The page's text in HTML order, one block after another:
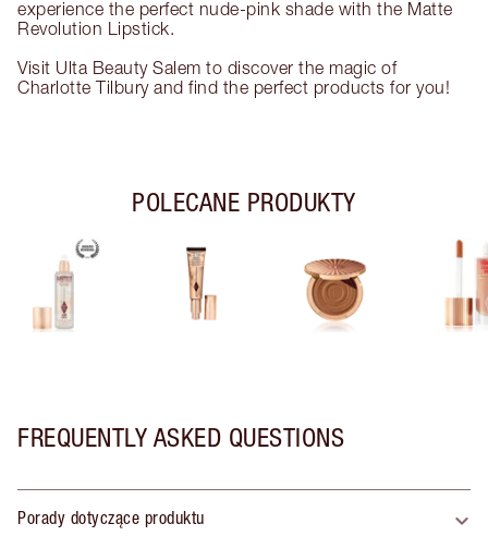
experience the perfect nude-pink shade with the Matte
Revolution Lipstick.
Visit Ulta Beauty Salem to discover the magic of
Charlotte Tilbury and find the perfect products for you!
POLECANE PRODUKTY
FREQUENTLY ASKED QUESTIONS
Porady dotyczące produktu